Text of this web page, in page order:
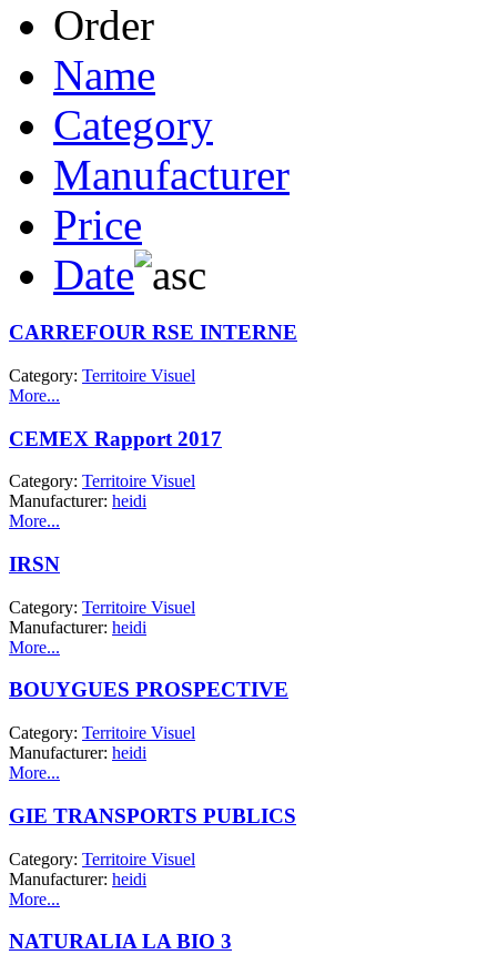
Order
Name
Category
Manufacturer
Price
Date
CARREFOUR RSE INTERNE
Category: Territoire Visuel
More...
CEMEX Rapport 2017
Category: Territoire Visuel
Manufacturer: heidi
More...
IRSN
Category: Territoire Visuel
Manufacturer: heidi
More...
BOUYGUES PROSPECTIVE
Category: Territoire Visuel
Manufacturer: heidi
More...
GIE TRANSPORTS PUBLICS
Category: Territoire Visuel
Manufacturer: heidi
More...
NATURALIA LA BIO 3